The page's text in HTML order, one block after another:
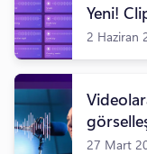
Yeni!
2 Haziran
27 Mart